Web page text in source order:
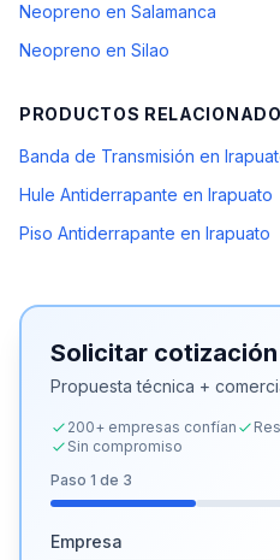
Neopreno en Salamanca
Neopreno en Silao
PRODUCTOS
Banda de Transmisión en
Hule Antiderrapante en Irapuato
Piso Antiderrapante en Irapuato
Solicitar cotización
Propuesta técnica +
200+ empresas confían
Sin compromiso
Paso 1 de 3
Empresa